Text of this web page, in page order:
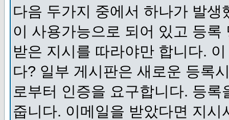
다음 두가지 중에서 하나가 발
이 사용가능으로 되어 있고 등
받은 지시를 따라야만 합니다.
다? 일부 게시판은 새로운 등록
로부터 인증을 요구합니다. 등
줍니다. 이메일을 받았다면 지